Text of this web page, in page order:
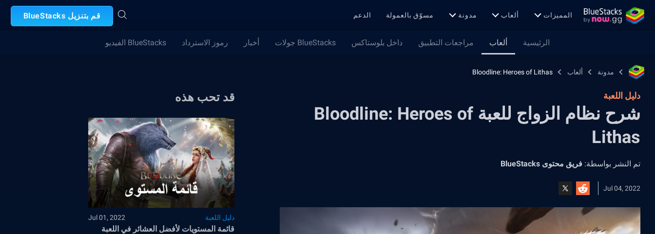
المميزات ألعاب مدونة مسوّق بالعمولة الدعم قم بتنزيل BlueStacks
الرئيسية ألعاب مراجعات التطبيق داخل بلوستاكس BlueStacks جولات أخبار رموز الاسترداد BlueStacks الفيديو
مدونة ألعاب Bloodline: Heroes of Lithas
دليل اللعبة
شرح نظام الزواج للعبة Bloodline: Heroes of
Lithas
تم النشر بواسطة: فريق محتوى BlueStacks
Jul 04, 2022
قد تحب هذه
دليل اللعبة Jul 01, 2022
قائمة المستويات لأفضل العشائر في اللعبة